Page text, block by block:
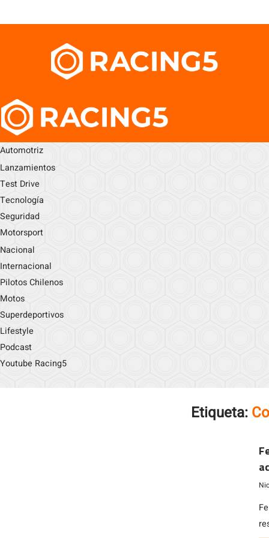
Automotriz
Lanzamientos
Test Drive
Tecnología
Seguridad
Motorsport
Nacional
Internacional
Pilotos Chilenos
Motos
Superdeportivos
Lifestyle
Podcast
Youtube Racing5
Etiqueta: